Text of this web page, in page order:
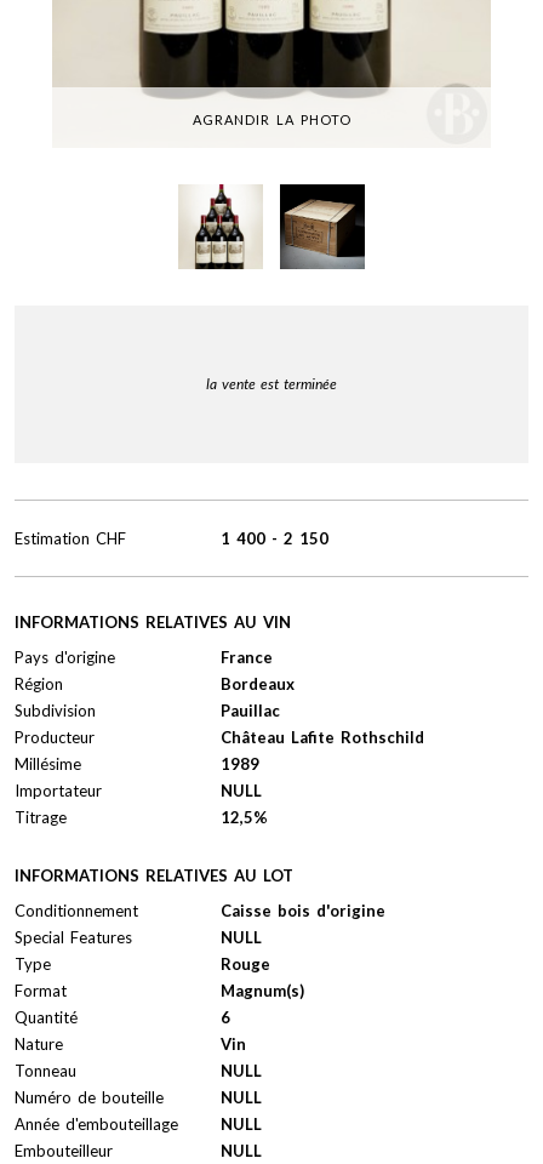
AGRANDIR LA PHOTO
la vente est terminée
INFORMATIONS RELATIVES AU VIN
Pays d'origine
France
Région
Bordeaux
Subdivision
Pauillac
Producteur
Château Lafite Rothschild
Millésime
1989
Importateur
NULL
Titrage
12,5%
INFORMATIONS RELATIVES AU LOT
Conditionnement
Caisse bois d'origine
Special Features
NULL
Type
Rouge
Format
Magnum(s)
Quantité
6
Nature
Vin
Tonneau
NULL
Numéro de bouteille
NULL
Année d'embouteillage
NULL
Embouteilleur
NULL
Estimation CHF 1 400 - 2 150